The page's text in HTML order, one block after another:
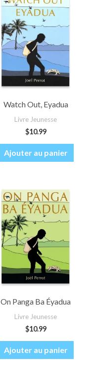
Watch Out, Eyadua
Livre Jeunesse
$10.99
Ajouter au panier
On Panga Ba Éyadua
Livre Jeunesse
$10.99
Ajouter au panier